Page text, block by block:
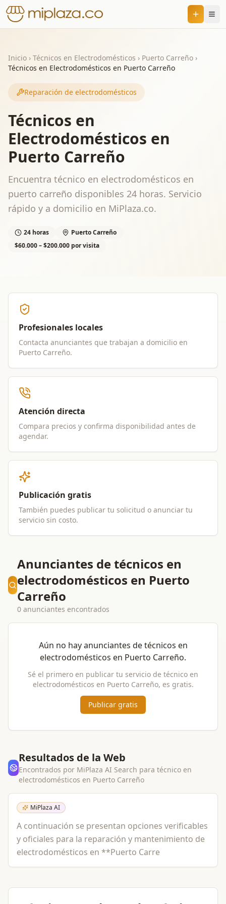
Inicio › Técnicos en Electrodomésticos › Puerto Carreño ›
Técnicos en Electrodomésticos en Puerto Carreño
Reparación de electrodomésticos
Técnicos en
Electrodomésticos en
Puerto Carreño
Encuentra técnico en electrodomésticos en
puerto carreño disponibles 24 horas. Servicio
rápido y a domicilio en MiPlaza.co.
24 horas
Puerto Carreño
$60.000 – $200.000 por visita
Profesionales locales
Contacta anunciantes que trabajan a domicilio en
Puerto Carreño.
Atención directa
Compara precios y confirma disponibilidad antes de
agendar.
Publicación gratis
También puedes publicar tu solicitud o anunciar tu
servicio sin costo.
Anunciantes de técnicos en
electrodomésticos en Puerto
Carreño
0 anunciantes encontrados
Aún no hay anunciantes detécnicos en
electrodomésticos en Puerto Carreño.
Sé el primero en publicar tu servicio de técnico en
electrodomésticos en Puerto Carreño, es gratis.
Publicar gratis
Resultados de la Web
Encontrados por MiPlaza AI Search paratécnico en
electrodomésticos en Puerto Carreño
MiPlaza AI
A continuación se presentan opciones verificables
y oficiales para la reparación y mantenimiento de
electrodomésticos en **Puerto Carre